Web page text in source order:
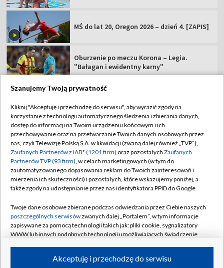
MŚ do lat 20, Oregon 2026 – dzień 4. [ZAPIS]
Oburzenie po meczu Korona – Legia.
"Bałagan i ewidentny karny"
TVP
Abonament TVP
Sklep TVP
Biuro Reklamy
Oferta Handlowa
Emisja w TVP
Rada Programowa
Ogłoszenia przetargowe
Akademia Telewizyjna
Regulamin TVP
Polityka prywatności
Moje zgody
Biuro reklamy
Kanały
©2026 Telewizja Polska Spółka Akcyjna w likwidacji
Szanujemy Twoją prywatność
Kliknij "Akceptuję i przechodzę do serwisu", aby wyrazić zgody na
korzystanie z technologii automatycznego śledzenia i zbierania danych,
dostęp do informacji na Twoim urządzeniu końcowym i ich
przechowywanie oraz na przetwarzanie Twoich danych osobowych przez
nas, czyli Telewizję Polską S.A. w likwidacji (zwaną dalej również „TVP”),
Zaufanych Partnerów z IAB* (1201 firm) oraz pozostałych Zaufanych
Partnerów TVP (93 firm), w celach marketingowych (w tym do
zautomatyzowanego dopasowania reklam do Twoich zainteresowań i
mierzenia ich skuteczności) i pozostałych, które wskazujemy poniżej, a
także zgody na udostępnianie przez nas identyfikatora PPID do Google.
Twoje dane osobowe zbierane podczas odwiedzania przez Ciebie naszych
poszczególnych serwisówzwanych dalej „Portalem”, w tym informacje
zapisywane za pomocą technologii takich jak: pliki cookie, sygnalizatory
WWW lub innych podobnych technologii umożliwiających świadczenie
ruchu w Internecie.Akceptuję i przechodzę do serwisu